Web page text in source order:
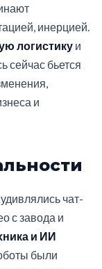
инерцией.
логистику и
сейчас бьется
и
чат-
с завода и
и ИИ
были